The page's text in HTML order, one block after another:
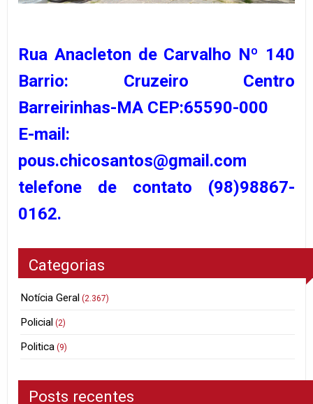
Rua Anacleton de Carvalho Nº 140
Barrio: Cruzeiro Centro
Barreirinhas-MA CEP:65590-000
E-mail:
pous.chicosantos@gmail.com
telefone de contato (98)98867-
0162.
Categorias
Notícia Geral (2.367)
Policial (2)
Politica (9)
Posts recentes